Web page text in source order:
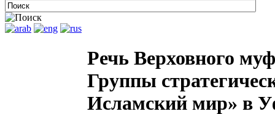
Речь Верховного
Группы
Исламский мир» в